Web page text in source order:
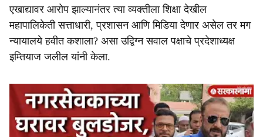
एखाद्यावर आरोप झाल्यानंतर त्या व्यक्तीला शिक्षा देखील
महापालिकेती सत्ताधारी, प्रशासन आणि मिडिया देणार असेल तर मग
न्यायालये हवीत कशाला? असा उद्विग्न सवाल पक्षाचे प्रदेशाध्यक्ष
इम्तियाज जलील यांनी केला.